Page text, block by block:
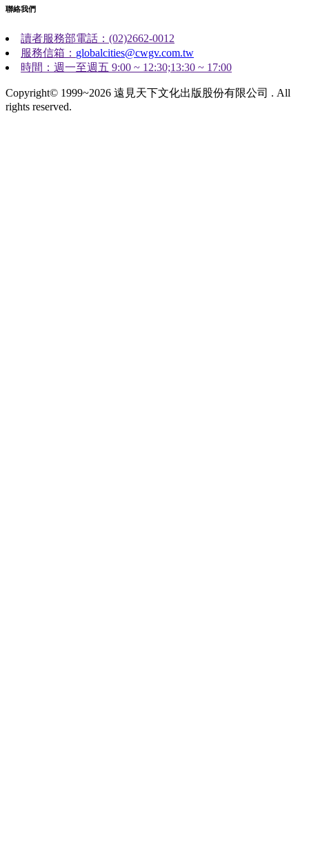
聯絡我們
讀者服務部電話：(02)2662-0012
服務信箱： globalcities@cwgv.com.tw
時間：週一至週五 9:00 ~ 12:30;13:30 ~ 17:00
Copyright© 1999~2026 遠見天下文化出版股份有限公司 . All
rights reserved.